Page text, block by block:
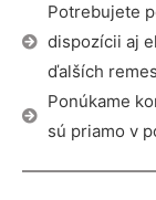
Potrebujete
dispozícii aj
ďalších
Ponúkame
sú priamo v